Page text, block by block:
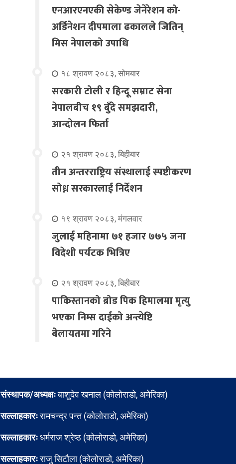
एनआरएनएकी सेकेण्ड जेनेरेशन को-
अर्डिनेशन दीपमाला ढकालले जितिन्
मिस नेपालको उपाधि
१८ श्रावण २०८३, सोमबार
सरकारी टोली र हिन्दू सम्राट सेना
नेपालबीच १९ बुँदे समझदारी,
आन्दोलन फिर्ता
२१ श्रावण २०८३, बिहीबार
तीन अन्तरराष्ट्रिय संस्थालाई स्पष्टीकरण
सोध्न सरकारलाई निर्देशन
१९ श्रावण २०८३, मंगलवार
जुलाई महिनामा ७१ हजार ७७५ जना
विदेशी पर्यटक भित्रिए
२१ श्रावण २०८३, बिहीबार
पाकिस्तानको ब्रोड पिक हिमालमा मृत्यु
भएका निम्स दाईको अन्त्येष्टि
बेलायतमा गरिने
संस्थापक/अध्यक्षःबाशुदेव खनाल (कोलोराडो, अमेरिका)
सल्लाहकारःरामचन्द्र पन्त (कोलोराडो, अमेरिका)
सल्लाहकारःधर्मराज श्रेष्ठ (कोलोराडो, अमेरिका)
सल्लाहकारःराजु सिटौला (कोलोराडो, अमेरिका)